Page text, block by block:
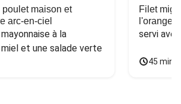
maison et
arc-en-ciel
à la
et une salade verte
Filet
l'orange
servi
45